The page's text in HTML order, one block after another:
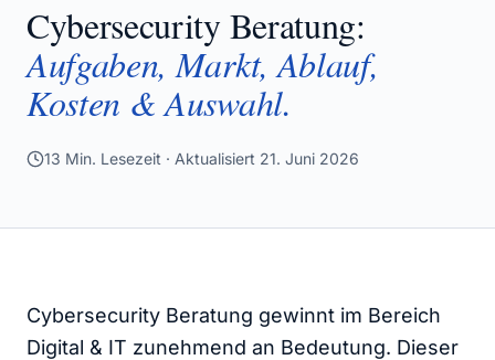
Cybersecurity Beratung:
Aufgaben, Markt, Ablauf,
Kosten & Auswahl.
13 Min. Lesezeit · Aktualisiert 21. Juni 2026
Cybersecurity Beratung gewinnt im Bereich
Digital & IT zunehmend an Bedeutung. Dieser